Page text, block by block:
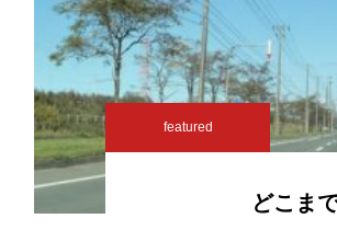
featured
どこま